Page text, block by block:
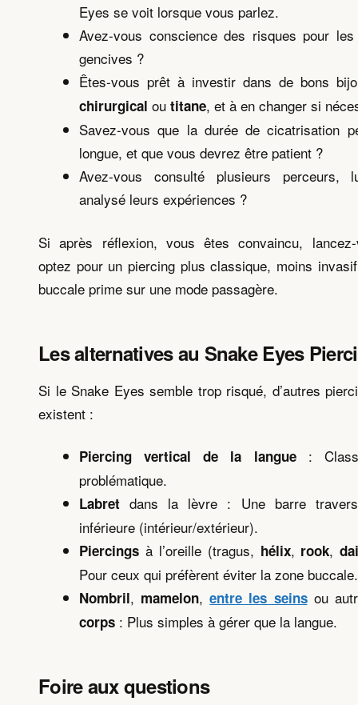
Eyes se voit lorsque vous parlez.
Avez-vous conscience des risques pour
gencives ?
Êtes-vous prêt à investir dans de bons
chirurgical ou titane, et à en changer si
Savez-vous que la durée de cicatrisation
longue, et que vous devrez être patient ?
Avez-vous consulté plusieurs perceurs,
analysé leurs expériences ?
Si après réflexion, vous êtes convaincu,
optez pour un piercing plus classique, moins
buccale prime sur une mode passagère.
Les alternatives au Snake Eyes
Si le Snake Eyes semble trop risqué, d’autres
existent :
Piercing vertical de la langue:
problématique.
Labret dans la lèvre : Une barre
inférieure (intérieur/extérieur).
Piercings à l’oreille (tragus, hélix, rook,
Pour ceux qui préfèrent éviter la zone buccale.
Nombril, mamelon,entre les seinsou
corps : Plus simples à gérer que la langue.
Foire aux questions